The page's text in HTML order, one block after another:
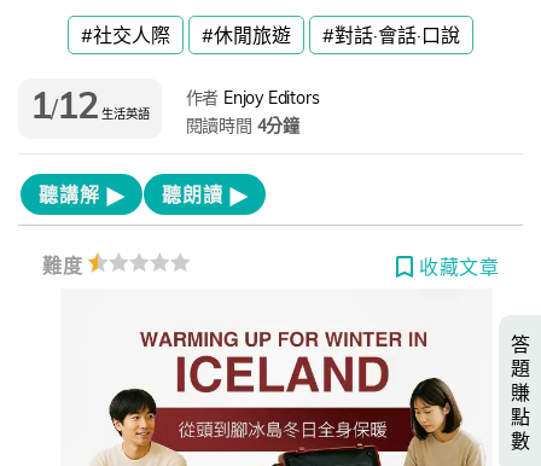
#社交人際 #休閒旅遊 #對話·會話·口說
1/12 生活英語
作者 Enjoy Editors
閱讀時間 4分鐘
聽講解 聽朗讀
難度 收藏文章
答
題
賺
點
數